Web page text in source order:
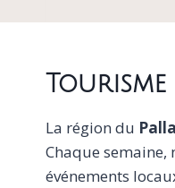
La région du
Chaque
événements